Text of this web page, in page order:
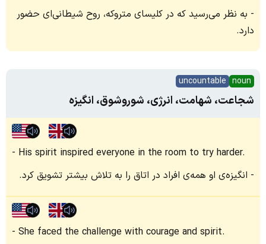
به نظر می‌رسید که در کلیسای متروکه، روح شیطانی‌ای حضور
دارد.
noun
uncountable
شجاعت، شهامت، انرژی، شوروشوق، انگیزه
His spirit inspired everyone in the room to try harder.
انگیزه‌ی او همه‌ی افراد در اتاق را به تلاش بیشتر تشویق کرد.
She faced the challenge with courage and spirit.